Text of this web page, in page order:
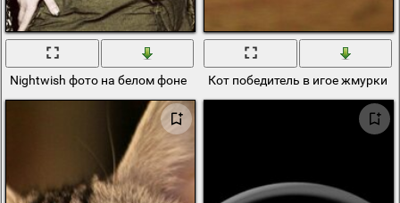
Nightwish фото на белом фоне Кот победитель в игое жмурки